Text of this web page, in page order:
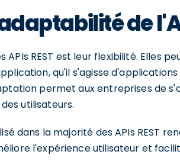
de
APIs REST est leur flexibilité. Elles
qu'il s'agisse
permet aux entreprises de
utilisateurs.
dans la majorité des APIs REST
l'expérience utilisateur et